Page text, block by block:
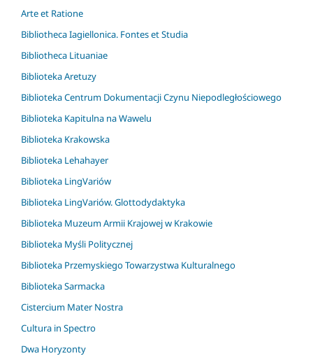
Arte et Ratione
Bibliotheca Iagiellonica. Fontes et Studia
Bibliotheca Lituaniae
Biblioteka Aretuzy
Biblioteka Centrum Dokumentacji Czynu Niepodległościowego
Biblioteka Kapitulna na Wawelu
Biblioteka Krakowska
Biblioteka Lehahayer
Biblioteka LingVariów
Biblioteka LingVariów. Glottodydaktyka
Biblioteka Muzeum Armii Krajowej w Krakowie
Biblioteka Myśli Politycznej
Biblioteka Przemyskiego Towarzystwa Kulturalnego
Biblioteka Sarmacka
Cistercium Mater Nostra
Cultura in Spectro
Dwa Horyzonty